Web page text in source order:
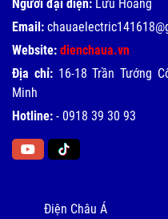
Người đại diện: Lưu Hoàng
Email:
Website: dienchaua.vn
Địa chỉ: 16-18 Trần Tướng
Minh
Hotline: - 0918 39 30 93
Điện Châu Á